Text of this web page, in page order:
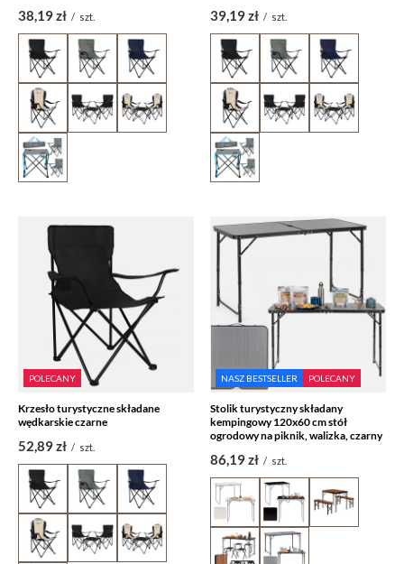
38,19 zł / szt. 39,19 zł / szt.
POLECANY
Krzesło turystyczne składane
wędkarskie czarne
52,89 zł / szt.
NASZ BESTSELLER POLECANY
Stolik turystyczny składany
kempingowy 120x60 cm stół
ogrodowy na piknik, walizka, czarny
86,19 zł / szt.